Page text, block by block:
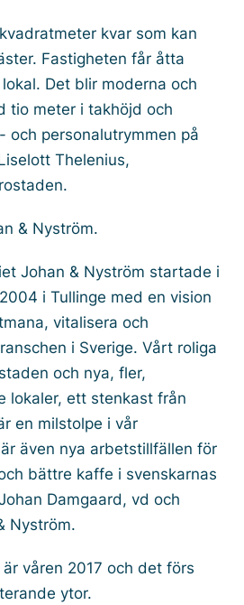
kvar som kan
Fastigheten får åtta
Det blir moderna och
tio meter i takhöjd och
och personalutrymmen på
Thelenius,
& Nyström.
Johan & Nyström startade i
i Tullinge med en vision
vitalisera och
i Sverige. Vårt roliga
och nya, fler,
lokaler, ett stenkast från
en milstolpe i vår
även nya arbetstillfällen för
bättre kaffe i svenskarnas
Damgaard, vd och
Nyström.
våren 2017 och det förs
ytor.